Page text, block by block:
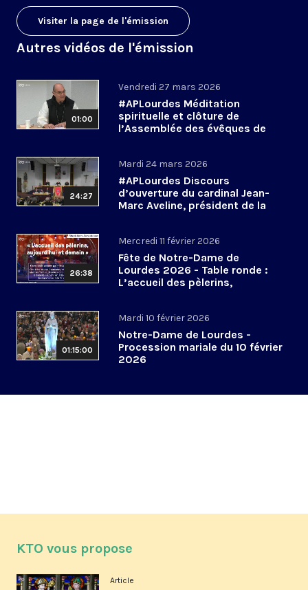
Visiter la page de l'émission
Autres vidéos de l'émission
01:00
Vendredi 27 mars 2026
#APLourdes Méditation
spirituelle et clôture de
l’Assemblée des évêques de
24:27
Mardi 24 mars 2026
#APLourdes Discours
d’ouverture du cardinal Jean-
Marc Aveline, président de la
26:38
Mercredi 11 février 2026
Fête de Notre-Dame de
Lourdes 2026 - Table ronde :
L’accueil des pèlerins,
01:15:00
Mardi 10 février 2026
Notre-Dame de Lourdes -
Procession mariale du 10 février
2026
KTO vous propose
Article